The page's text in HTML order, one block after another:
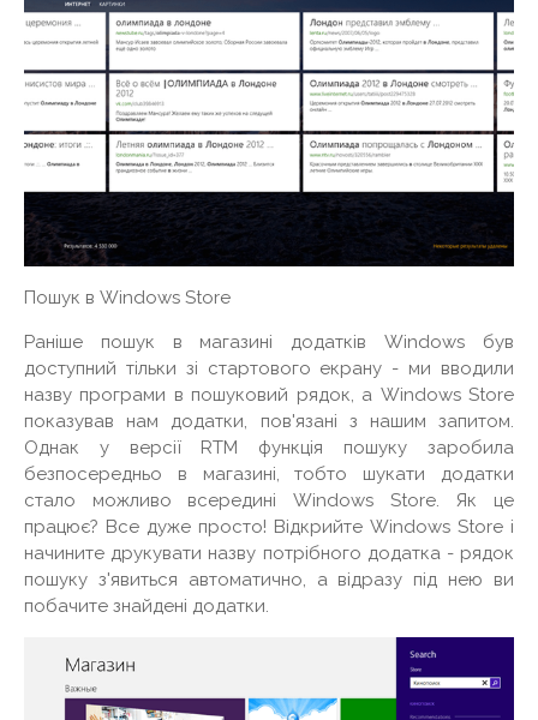
Пошук в Windows Store
Раніше пошук в магазині додатків Windows був
доступний тільки зі стартового екрану - ми вводили
назву програми в пошуковий рядок, а Windows Store
показував нам додатки, пов'язані з нашим запитом.
Однак у версії RTM функція пошуку заробила
безпосередньо в магазині, тобто шукати додатки
стало можливо всередині Windows Store. Як це
працює? Все дуже просто! Відкрийте Windows Store і
начините друкувати назву потрібного додатка - рядок
пошуку з'явиться автоматично, а відразу під нею ви
побачите знайдені додатки.